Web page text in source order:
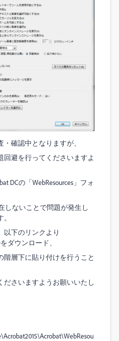
確認中となりますが、
避を行ってくださいますよ
DCの「WebResources」フォ
しないことで問題が発生し
以下のリンクより
ダウンロード、
層下に貼り付けを行うこと
ださいますようお願いいたし